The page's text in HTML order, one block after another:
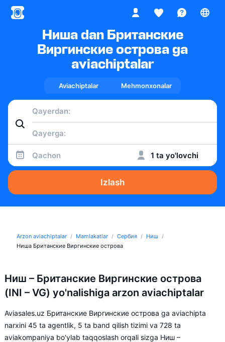
Ниша dan Британские
Виргинские острова ga
aviachiptalar
Aviachiptalar Mehmonxonalar
Qachon 1 ta yo'lovchi
Izlash
Arzon aviachiptalar Mamlakatlar Сербия
Ниш
Ниша Британские Виргинские острова
Ниш – Британские Виргинские острова
(INI – VG) yo'nalishiga arzon aviachiptalar
Aviasales.uz Британские Виргинские острова ga aviachipta
narxini 45 ta agentlik, 5 ta band qilish tizimi va 728 ta
aviakompaniya bo'ylab taqqoslash orqali sizga Ниш –